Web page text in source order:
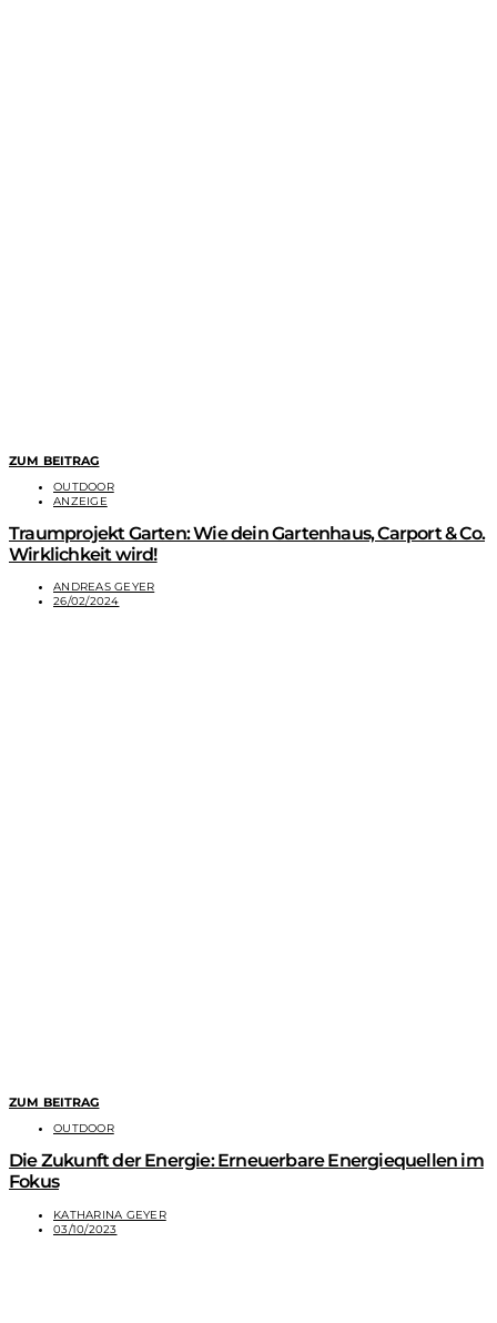
ZUM BEITRAG
OUTDOOR
ANZEIGE
Traumprojekt Garten: Wie dein Gartenhaus, Carport & Co.
Wirklichkeit wird!
ANDREAS GEYER
26/02/2024
ZUM BEITRAG
OUTDOOR
Die Zukunft der Energie: Erneuerbare Energiequellen im
Fokus
KATHARINA GEYER
03/10/2023